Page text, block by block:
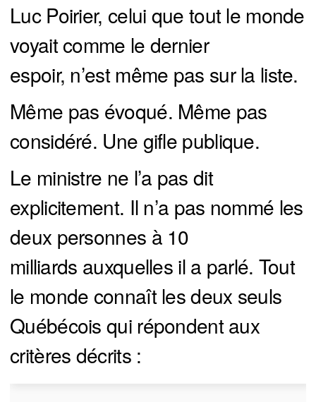
Luc Poirier, celui que tout le monde
voyait comme le dernier
espoir, n’est même pas sur la liste.
Même pas évoqué. Même pas
considéré. Une gifle publique.
Le ministre ne l’a pas dit
explicitement. Il n’a pas nommé les
deux personnes à 10
milliards auxquelles il a parlé. Tout
le monde connaît les deux seuls
Québécois qui répondent aux
critères décrits :